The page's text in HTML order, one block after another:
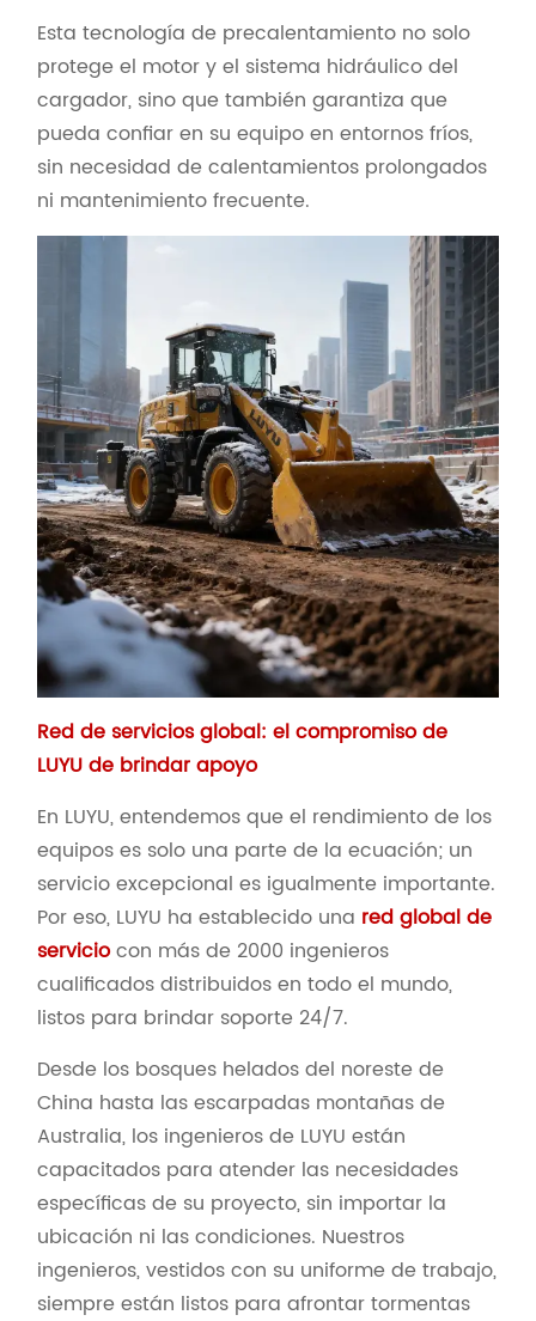
Esta tecnología de precalentamiento no solo
protege el motor y el sistema hidráulico del
cargador, sino que también garantiza que
pueda confiar en su equipo en entornos fríos,
sin necesidad de calentamientos prolongados
ni mantenimiento frecuente.
Red de servicios global: el compromiso de
LUYU de brindar apoyo
En LUYU, entendemos que el rendimiento de los
equipos es solo una parte de la ecuación; un
servicio excepcional es igualmente importante.
Por eso, LUYU ha establecido una red global de
serviciocon más de 2000 ingenieros
cualificados distribuidos en todo el mundo,
listos para brindar soporte 24/7.
Desde los bosques helados del noreste de
China hasta las escarpadas montañas de
Australia, los ingenieros de LUYU están
capacitados para atender las necesidades
específicas de su proyecto, sin importar la
ubicación ni las condiciones. Nuestros
ingenieros, vestidos con su uniforme de trabajo,
siempre están listos para afrontar tormentas